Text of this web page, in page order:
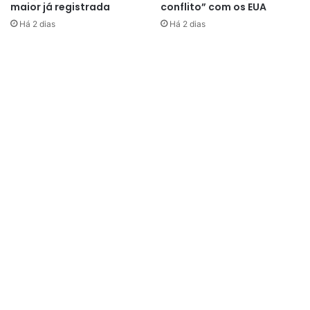
maior já registrada
Há 2 dias
conflito” com os EUA
Há 2 dias